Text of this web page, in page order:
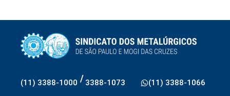
(11) 3388-1000 / 3388-1073 (11) 3388-1066